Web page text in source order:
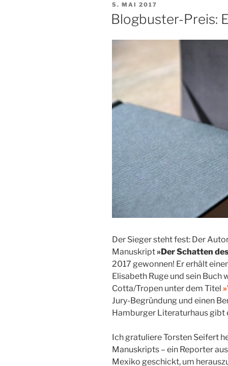
VERÖFFENTLICHT
AM
5. MAI 2017
Blogbuster-Preis:
Der Sieger steht fest: Der
Manuskript »Der Schatten
2017 gewonnen! Er erhält
Elisabeth Ruge und sein
Cotta/Tropen unter dem Titel
Jury-Begründung und einen
Hamburger Literaturhaus gibt
Ich gratuliere Torsten Seifert
Manuskripts – ein Reporter
Mexiko geschickt, um